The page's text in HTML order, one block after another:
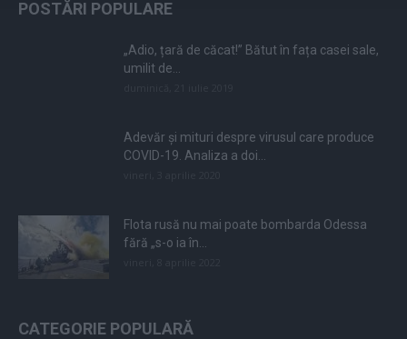
POSTĂRI POPULARE
„Adio, țară de căcat!” Bătut în fața casei sale,
umilit de...
Adevăr și mituri despre virusul care produce
COVID-19. Analiza a doi...
Flota rusă nu mai poate bombarda Odessa
fără „s-o ia în...
CATEGORIE POPULARĂ